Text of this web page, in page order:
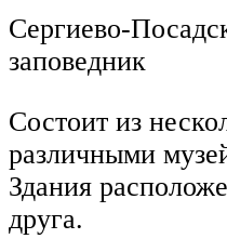
Сергиево-
заповедник
Состоит из
различными
Здания
друга.